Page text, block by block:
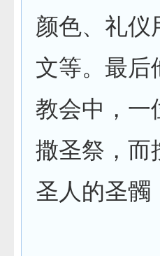
颜色、礼仪
文等。最后
教会中，一
撒圣祭，而
圣人的圣髑